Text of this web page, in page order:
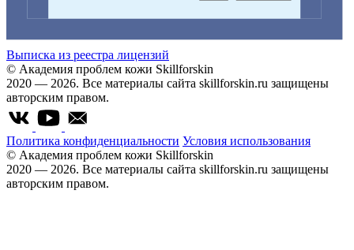
Выписка из реестра лицензий
© Академия проблем кожи Skillforskin
2020 — 2026. Все материалы сайта skillforskin.ru защищены
авторским правом.
Политика конфиденциальности Условия использования
© Академия проблем кожи Skillforskin
2020 — 2026. Все материалы сайта skillforskin.ru защищены
авторским правом.